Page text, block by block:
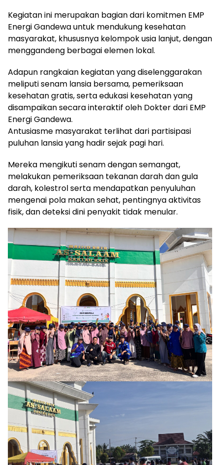
Kegiatan ini merupakan bagian dari komitmen EMP
Energi Gandewa untuk mendukung kesehatan
masyarakat, khususnya kelompok usia lanjut, dengan
menggandeng berbagai elemen lokal.
Adapun rangkaian kegiatan yang diselenggarakan
meliputi senam lansia bersama, pemeriksaan
kesehatan gratis, serta edukasi kesehatan yang
disampaikan secara interaktif oleh Dokter dari EMP
Energi Gandewa.
Antusiasme masyarakat terlihat dari partisipasi
puluhan lansia yang hadir sejak pagi hari.
Mereka mengikuti senam dengan semangat,
melakukan pemeriksaan tekanan darah dan gula
darah, kolestrol serta mendapatkan penyuluhan
mengenai pola makan sehat, pentingnya aktivitas
fisik, dan deteksi dini penyakit tidak menular.